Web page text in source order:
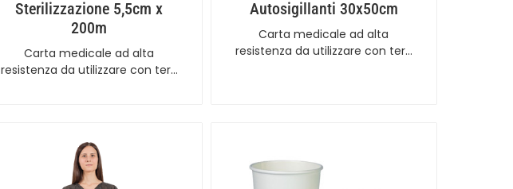
Sterilizzazione 5,5cm x
200m
Carta medicale ad alta
resistenza da utilizzare con ter…
Autosigillanti 30x50cm
Carta medicale ad alta
resistenza da utilizzare con ter…